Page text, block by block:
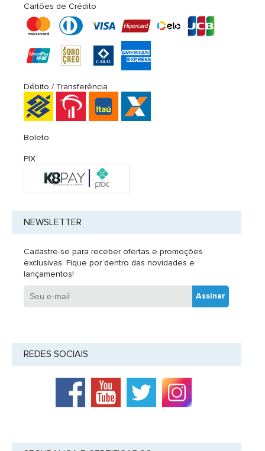
Cartões de Crédito
Débito / Transferência
Boleto
PIX
NEWSLETTER
Cadastre-se para receber ofertas e promoções
exclusivas. Fique por dentro das novidades e
lançamentos!
Assinar
REDES SOCIAIS